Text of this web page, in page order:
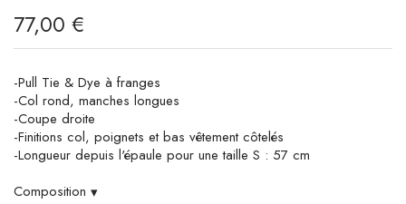
77,00 €
-Pull Tie & Dye à franges
-Col rond, manches longues
-Coupe droite
-Finitions col, poignets et bas vêtement côtelés
-Longueur depuis l'épaule pour une taille S : 57 cm
Composition ▾